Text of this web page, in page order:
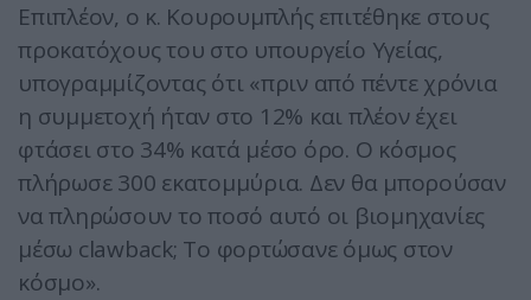
Επιπλέον, ο κ. Κουρουμπλής επιτέθηκε στους
προκατόχους του στο υπουργείο Υγείας,
υπογραμμίζοντας ότι «πριν από πέντε χρόνια
η συμμετοχή ήταν στο 12% και πλέον έχει
φτάσει στο 34% κατά μέσο όρο. Ο κόσμος
πλήρωσε 300 εκατομμύρια. Δεν θα μπορούσαν
να πληρώσουν το ποσό αυτό οι βιομηχανίες
μέσω clawback; Το φορτώσανε όμως στον
κόσμο».